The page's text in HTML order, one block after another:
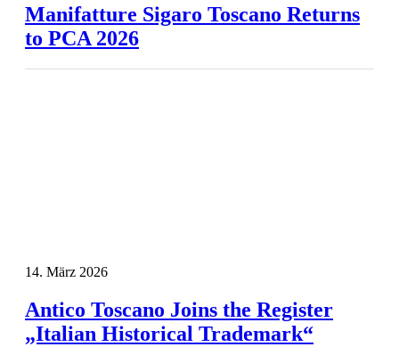
Manifatture Sigaro Toscano Returns
to PCA 2026
14. März 2026
Antico Toscano Joins the Register
„Italian Historical Trademark“